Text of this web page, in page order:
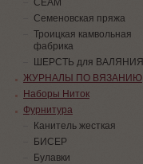
СЕАМ
Семеновская пряжа
Троицкая камвольная
фабрика
ШЕРСТЬ для ВАЛЯНИЯ
ЖУРНАЛЫ ПО ВЯЗАНИЮ
Наборы Ниток
Фурнитура
Канитель жесткая
БИСЕР
Булавки